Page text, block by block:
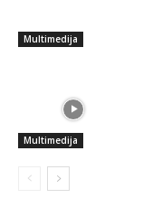
Multimedija
Multimedija